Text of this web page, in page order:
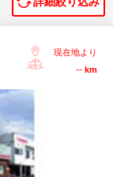
現在地より
-- km